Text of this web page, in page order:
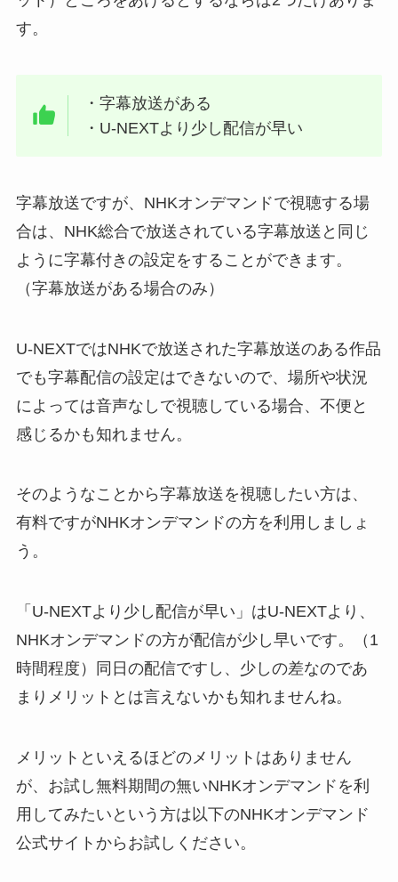
す。
・字幕放送がある
・U-NEXTより少し配信が早い
字幕放送ですが、NHKオンデマンドで視聴する場
合は、NHK総合で放送されている字幕放送と同じ
ように字幕付きの設定をすることができます。
（字幕放送がある場合のみ）
U-NEXTではNHKで放送された字幕放送のある作品
でも字幕配信の設定はできないので、場所や状況
によっては音声なしで視聴している場合、不便と
感じるかも知れません。
そのようなことから字幕放送を視聴したい方は、
有料ですがNHKオンデマンドの方を利用しましょ
う。
「U-NEXTより少し配信が早い」はU-NEXTより、
NHKオンデマンドの方が配信が少し早いです。（1
時間程度）同日の配信ですし、少しの差なのであ
まりメリットとは言えないかも知れませんね。
メリットといえるほどのメリットはありません
が、お試し無料期間の無いNHKオンデマンドを利
用してみたいという方は以下のNHKオンデマンド
公式サイトからお試しください。